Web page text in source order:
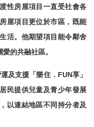
性房屋項目一直受社會各
屋項目更位於市區，既能
活。他期望項目能令鄰舍
的共融社區。
及支援 「樂住． FUN享」
民提供兒童及青少年發展
以連結地區不同持分者及